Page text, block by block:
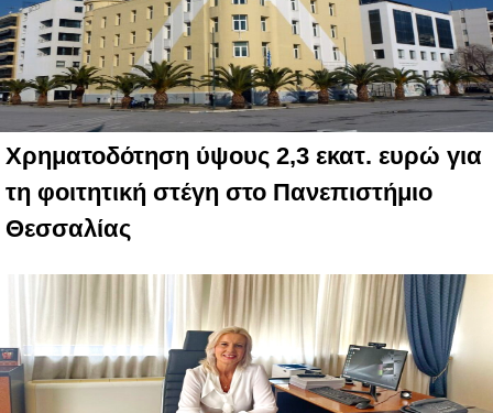
Χρηματοδότηση ύψους 2,3 εκατ. ευρώ για
τη φοιτητική στέγη στο Πανεπιστήμιο
Θεσσαλίας